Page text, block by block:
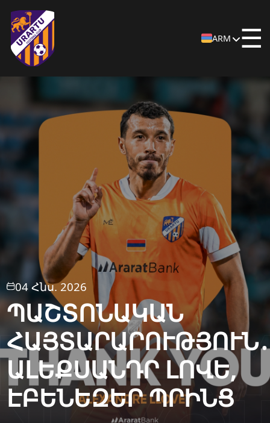
ARM ☰
04 Հնս. 2026
ՊԱՇՏՈՆԱԿԱՆ
ՀԱՅՏԱՐԱՐՈՒԹՅՈՒՆ․
ԱԼԵՔՍԱՆԴՐ ԼՈՎԵ,
ԷԲԵՆԵԶԵՐ ՊՐԻՆՑ